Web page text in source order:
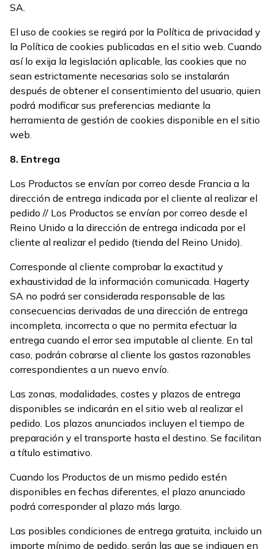
SA.
El uso de cookies se regirá por la Política de privacidad y
la Política de cookies publicadas en el sitio web. Cuando
así lo exija la legislación aplicable, las cookies que no
sean estrictamente necesarias solo se instalarán
después de obtener el consentimiento del usuario, quien
podrá modificar sus preferencias mediante la
herramienta de gestión de cookies disponible en el sitio
web.
8. Entrega
Los Productos se envían por correo desde Francia a la
dirección de entrega indicada por el cliente al realizar el
pedido // Los Productos se envían por correo desde el
Reino Unido a la dirección de entrega indicada por el
cliente al realizar el pedido (tienda del Reino Unido).
Corresponde al cliente comprobar la exactitud y
exhaustividad de la información comunicada. Hagerty
SA no podrá ser considerada responsable de las
consecuencias derivadas de una dirección de entrega
incompleta, incorrecta o que no permita efectuar la
entrega cuando el error sea imputable al cliente. En tal
caso, podrán cobrarse al cliente los gastos razonables
correspondientes a un nuevo envío.
Las zonas, modalidades, costes y plazos de entrega
disponibles se indicarán en el sitio web al realizar el
pedido. Los plazos anunciados incluyen el tiempo de
preparación y el transporte hasta el destino. Se facilitan
a título estimativo.
Cuando los Productos de un mismo pedido estén
disponibles en fechas diferentes, el plazo anunciado
podrá corresponder al plazo más largo.
Las posibles condiciones de entrega gratuita, incluido un
importe mínimo de pedido, serán las que se indiquen en